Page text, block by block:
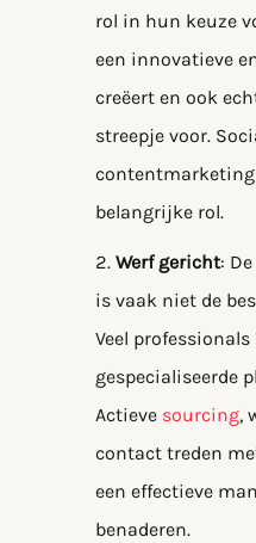
rol in hun keuze
een innovatieve
creëert en ook
streepje voor.
belangrijke rol.
Werf gericht:
is vaak niet de
Veel
gespecialiseerde
Actieve sourcing,
contact treden
een effectieve
benaderen.